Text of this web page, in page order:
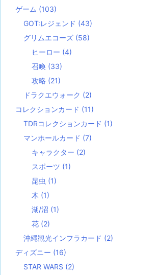
ゲーム (103)
GOT:レジェンド (43)
グリムエコーズ (58)
ヒーロー (4)
召喚 (33)
攻略 (21)
ドラクエウォーク (2)
コレクションカード (11)
TDRコレクションカード (1)
マンホールカード (7)
キャラクター (2)
スポーツ (1)
昆虫 (1)
木 (1)
湖/沼 (1)
花 (2)
沖縄観光インフラカード (2)
ディズニー (16)
STAR WARS (2)